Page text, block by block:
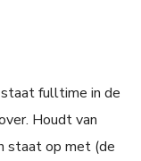
staat fulltime in de
Houdt van
staat op met (de